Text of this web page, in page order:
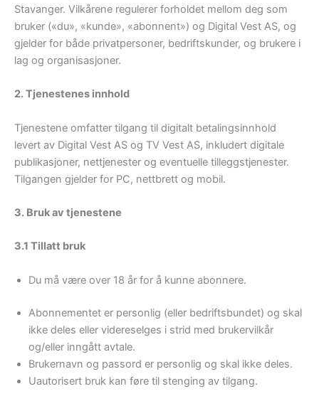
Stavanger. Vilkårene regulerer forholdet mellom deg som
bruker («du», «kunde», «abonnent») og Digital Vest AS, og
gjelder for både privatpersoner, bedriftskunder, og brukere i
lag og organisasjoner.
2. Tjenestenes innhold
Tjenestene omfatter tilgang til digitalt betalingsinnhold
levert av Digital Vest AS og TV Vest AS, inkludert digitale
publikasjoner, nettjenester og eventuelle tilleggstjenester.
Tilgangen gjelder for PC, nettbrett og mobil.
3. Bruk av tjenestene
3.1 Tillatt bruk
Du må være over 18 år for å kunne abonnere.
Abonnementet er personlig (eller bedriftsbundet) og skal
ikke deles eller videreselges i strid med brukervilkår
og/eller inngått avtale.
Brukernavn og passord er personlig og skal ikke deles.
Uautorisert bruk kan føre til stenging av tilgang.